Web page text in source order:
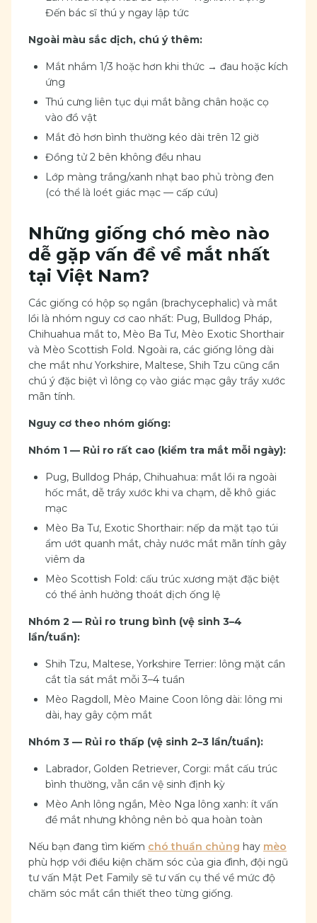
Đến bác sĩ thú y ngay lập tức
Ngoài màu sắc dịch, chú ý thêm:
Mắt nhắm 1/3 hoặc hơn khi thức → đau hoặc kích
ứng
Thú cưng liên tục dụi mắt bằng chân hoặc cọ
vào đồ vật
Mắt đỏ hơn bình thường kéo dài trên 12 giờ
Đồng tử 2 bên không đều nhau
Lớp màng trắng/xanh nhạt bao phủ tròng đen
(có thể là loét giác mạc — cấp cứu)
Những giống chó mèo nào
dễ gặp vấn đề về mắt nhất
tại Việt Nam?
Các giống có hộp sọ ngắn (brachycephalic) và mắt
lồi là nhóm nguy cơ cao nhất: Pug, Bulldog Pháp,
Chihuahua mắt to, Mèo Ba Tư, Mèo Exotic Shorthair
và Mèo Scottish Fold. Ngoài ra, các giống lông dài
che mắt như Yorkshire, Maltese, Shih Tzu cũng cần
chú ý đặc biệt vì lông cọ vào giác mạc gây trầy xước
mãn tính.
Nguy cơ theo nhóm giống:
Nhóm 1 — Rủi ro rất cao (kiểm tra mắt mỗi ngày):
Pug, Bulldog Pháp, Chihuahua: mắt lồi ra ngoài
hốc mắt, dễ trầy xước khi va chạm, dễ khô giác
mạc
Mèo Ba Tư, Exotic Shorthair: nếp da mặt tạo túi
ẩm ướt quanh mắt, chảy nước mắt mãn tính gây
viêm da
Mèo Scottish Fold: cấu trúc xương mặt đặc biệt
có thể ảnh hưởng thoát dịch ống lệ
Nhóm 2 — Rủi ro trung bình (vệ sinh 3–4
lần/tuần):
Shih Tzu, Maltese, Yorkshire Terrier: lông mặt cần
cắt tỉa sát mắt mỗi 3–4 tuần
Mèo Ragdoll, Mèo Maine Coon lông dài: lông mi
dài, hay gây cộm mắt
Nhóm 3 — Rủi ro thấp (vệ sinh 2–3 lần/tuần):
Labrador, Golden Retriever, Corgi: mắt cấu trúc
bình thường, vẫn cần vệ sinh định kỳ
Mèo Anh lông ngắn, Mèo Nga lông xanh: ít vấn
đề mắt nhưng không nên bỏ qua hoàn toàn
Nếu bạn đang tìm kiếm chó thuần chủng hay mèo
phù hợp với điều kiện chăm sóc của gia đình, đội ngũ
tư vấn Mật Pet Family sẽ tư vấn cụ thể về mức độ
chăm sóc mắt cần thiết theo từng giống.